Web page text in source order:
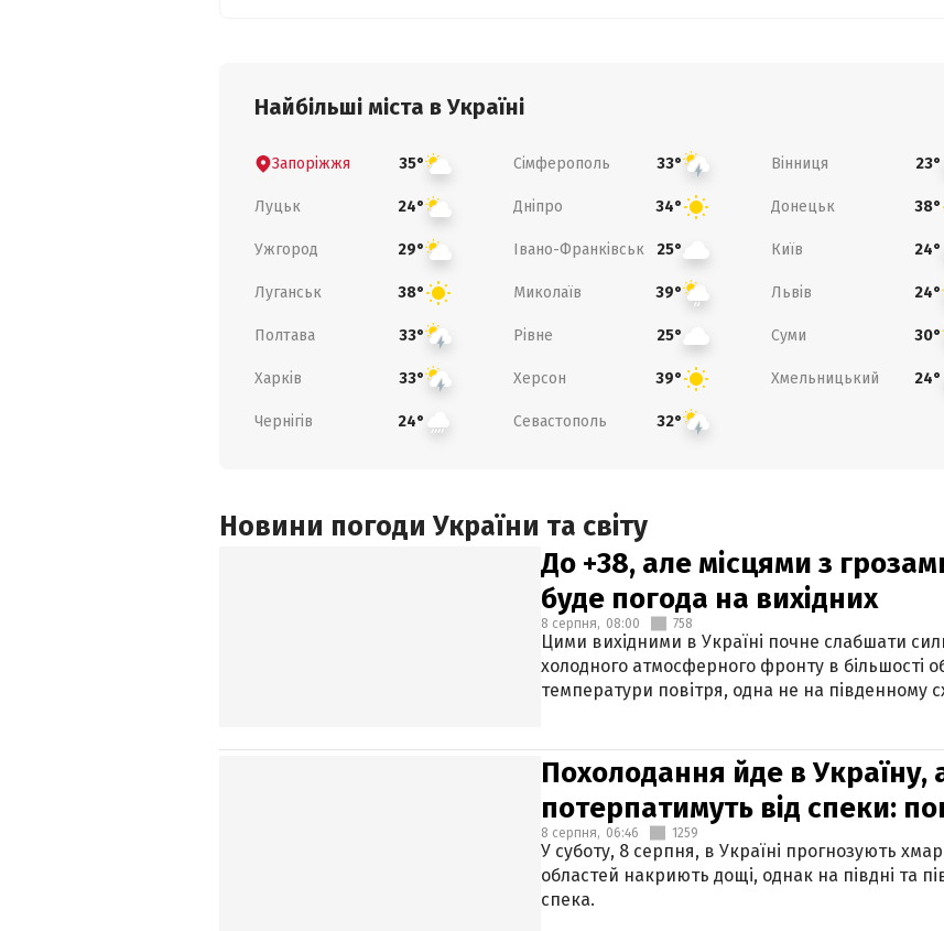
Найбільші міста в Україні
Запоріжжя 35° Сімферополь 33° Вінниця 23°
Луцьк 24° Дніпро 34° Донецьк 38°
Ужгород 29° Івано-Франківськ 25° Київ 24°
Луганськ 38° Миколаїв 39° Львів 24°
Полтава 33° Рівне 25° Суми 30°
Харків 33° Херсон 39° Хмельницький 24°
Чернігів 24° Севастополь 32°
Новини погоди України та світу
До +38, але місцями з
буде погода на вихідних
8 серпня, 08:00 758
Цими вихідними в Україні почне слабшати
холодного атмосферного фронту в більшості
температури повітря, одна не на південному
Похолодання йде в Україну,
потерпатимуть від спеки:
8 серпня, 06:46 1259
У суботу, 8 серпня, в Україні прогнозують
областей накриють дощі, однак на півдні та
спека.